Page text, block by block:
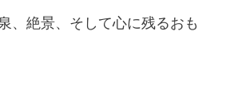
、絶景、そして心に残るおも